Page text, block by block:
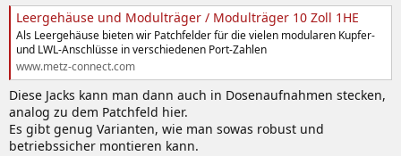
Leergehäuse und Modulträger / Modulträger 10 Zoll 1HE
Als Leergehäuse bieten wir Patchfelder für die vielen modularen Kupfer-
und LWL-Anschlüsse in verschiedenen Port-Zahlen
www.metz-connect.com
Diese Jacks kann man dann auch in Dosenaufnahmen stecken,
analog zu dem Patchfeld hier.
Es gibt genug Varianten, wie man sowas robust und
betriebssicher montieren kann.